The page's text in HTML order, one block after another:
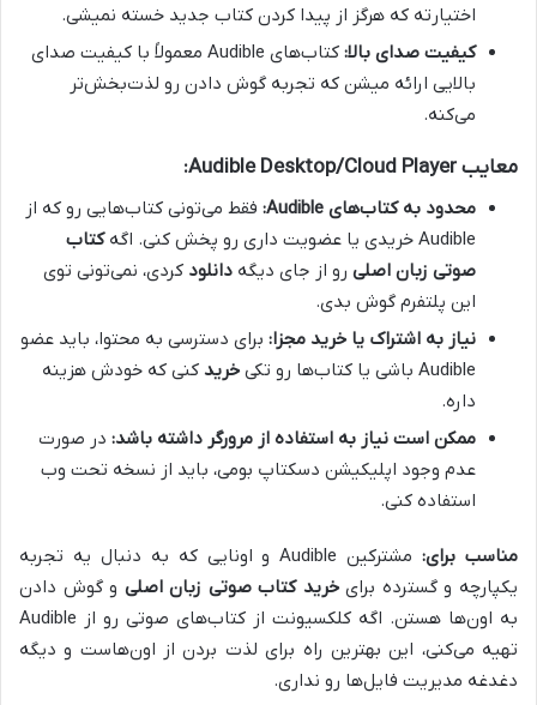
اختیارته که هرگز از پیدا کردن کتاب جدید خسته نمیشی.
کیفیت صدای بالا:
کتاب‌های Audible معمولاً با کیفیت صدای
بالایی ارائه میشن که تجربه گوش دادن رو لذت‌بخش‌تر
می‌کنه.
معایب Audible Desktop/Cloud Player:
محدود به کتاب‌های Audible:
فقط می‌تونی کتاب‌هایی رو که از
Audible خریدی یا عضویت داری رو پخش کنی. اگه
کتاب
صوتی زبان اصلی رو از جای دیگه دانلود کردی، نمی‌تونی توی
این پلتفرم گوش بدی.
نیاز به اشتراک یا خرید مجزا: برای دسترسی به محتوا، باید عضو
Audible باشی یا کتاب‌ها رو تکی
خرید کنی که خودش هزینه
داره.
ممکن است نیاز به استفاده از مرورگر داشته باشد: در صورت
عدم وجود اپلیکیشن دسکتاپ بومی، باید از نسخه تحت وب
استفاده کنی.
مناسب برای:
مشترکین Audible و اونایی که به دنبال یه تجربه
یکپارچه و گسترده برایخرید کتاب صوتی زبان اصلی و گوش دادن
به اون‌ها هستن. اگه کلکسیونت از کتاب‌های صوتی رو از Audible
تهیه می‌کنی، این بهترین راه برای لذت بردن از اون‌هاست و دیگه
دغدغه مدیریت فایل‌ها رو نداری.